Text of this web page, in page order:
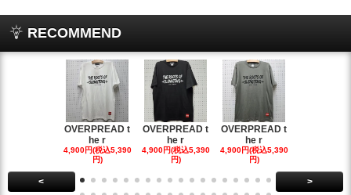
RECOMMEND
OVERPREAD t
he r
4,900円(税込5,390
円)
OVERPREAD t
he r
4,900円(税込5,390
円)
OVERPREAD t
he r
4,900円(税込5,390
円)
< >